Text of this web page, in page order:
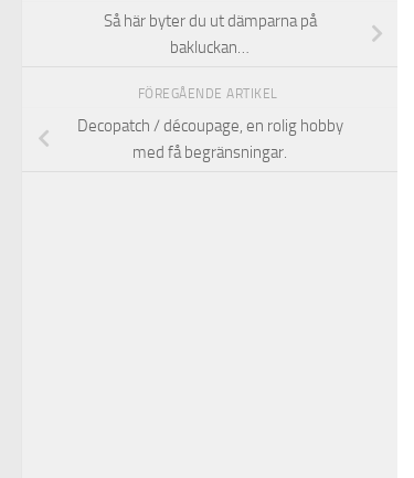
Så här byter du ut dämparna på
bakluckan…
FÖREGÅENDE ARTIKEL
Decopatch / découpage, en rolig hobby
med få begränsningar.